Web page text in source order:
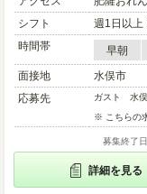
シフト
週1日以上
時間帯
早朝
面接地
水俣市
応募先
ガスト 水
※ こちらの
募集終了
詳細を見る